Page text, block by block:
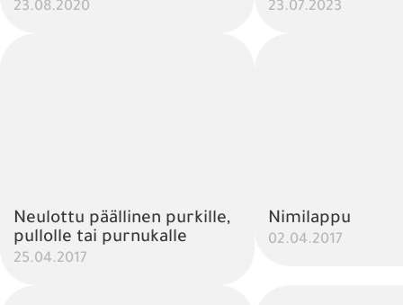
23.08.2020 23.07.2023
Neulottu päällinen purkille,
pullolle tai purnukalle
25.04.2017
Nimilappu
02.04.2017